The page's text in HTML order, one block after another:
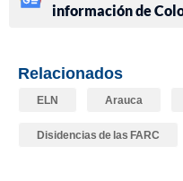
información de
Relacionados
ELN Arauca
Disidencias de las FARC